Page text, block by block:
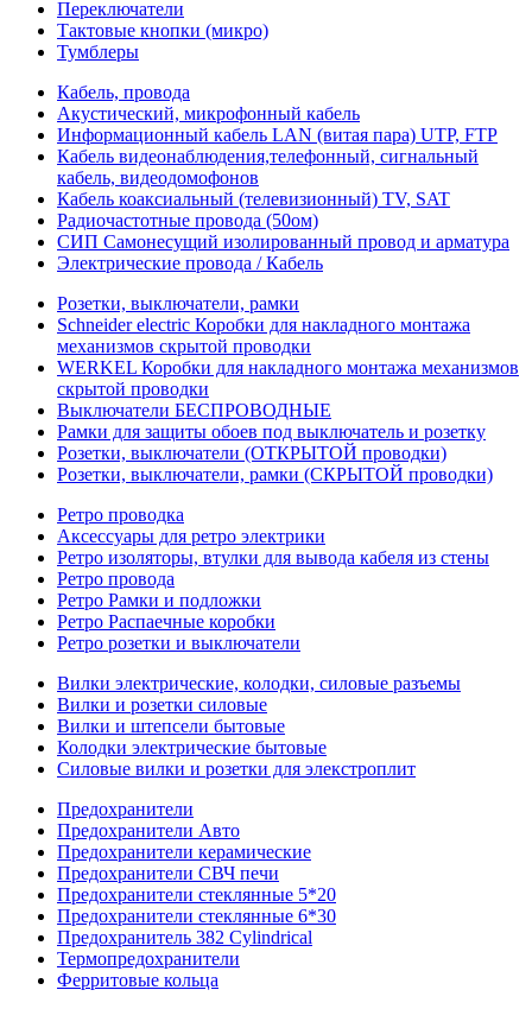
Переключатели
Тактовые кнопки (микро)
Тумблеры
Кабель, провода
Акустический, микрофонный кабель
Информационный кабель LAN (витая пара) UTP, FTP
Кабель видеонаблюдения,телефонный, сигнальный
кабель, видеодомофонов
Кабель коаксиальный (телевизионный) TV, SAT
Радиочастотные провода (50ом)
СИП Самонесущий изолированный провод и арматура
Электрические провода / Кабель
Розетки, выключатели, рамки
Schneider electric Коробки для накладного монтажа
механизмов скрытой проводки
WERKEL Коробки для накладного монтажа механизмов
скрытой проводки
Выключатели БЕСПРОВОДНЫЕ
Рамки для защиты обоев под выключатель и розетку
Розетки, выключатели (ОТКРЫТОЙ проводки)
Розетки, выключатели, рамки (СКРЫТОЙ проводки)
Ретро проводка
Аксессуары для ретро электрики
Ретро изоляторы, втулки для вывода кабеля из стены
Ретро провода
Ретро Рамки и подложки
Ретро Распаечные коробки
Ретро розетки и выключатели
Вилки электрические, колодки, силовые разъемы
Вилки и розетки силовые
Вилки и штепсели бытовые
Колодки электрические бытовые
Силовые вилки и розетки для элекстроплит
Предохранители
Предохранители Авто
Предохранители керамические
Предохранители СВЧ печи
Предохранители стеклянные 5*20
Предохранители стеклянные 6*30
Предохранитель 382 Cylindrical
Термопредохранители
Ферритовые кольца